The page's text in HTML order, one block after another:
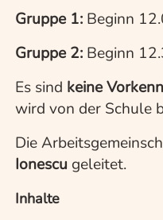
Gruppe 1: Beginn
Gruppe 2: Beginn
Es sind keine
wird von der Schule
Die
Ionescu geleitet.
Inhalte